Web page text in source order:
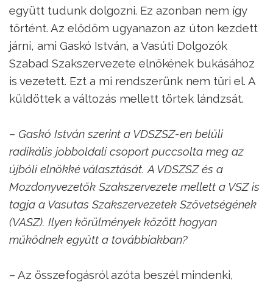
együtt tudunk dolgozni. Ez azonban nem így
történt. Az elődöm ugyanazon az úton kezdett
járni, ami Gaskó István, a Vasúti Dolgozók
Szabad Szakszervezete elnökének bukásához
is vezetett. Ezt a mi rendszerünk nem tűri el. A
küldöttek a változás mellett törtek lándzsát.
– Gaskó István szerint a VDSZSZ-en belüli
radikális jobboldali csoport puccsolta meg az
újbóli elnökké választását. A VDSZSZ és a
Mozdonyvezetők Szakszervezete mellett a VSZ is
tagja a Vasutas Szakszervezetek Szövetségének
(VASZ). Ilyen körülmények között hogyan
működnek együtt a továbbiakban?
– Az összefogásról azóta beszél mindenki,